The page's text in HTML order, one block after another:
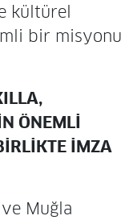
kültürel
bir misyonu
ÖNEMLİ
İMZA
Muğla